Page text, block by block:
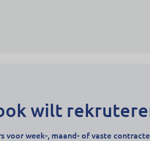
wilt
voor week-, maand- of vaste